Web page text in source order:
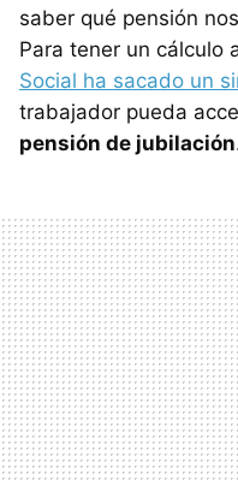
saber qué pensión
Para tener un cálculo
Social ha sacado un
trabajador pueda
pensión de jubilación